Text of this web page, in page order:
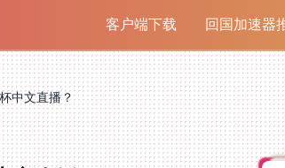
客户端下载 回国加速器
中文直播？